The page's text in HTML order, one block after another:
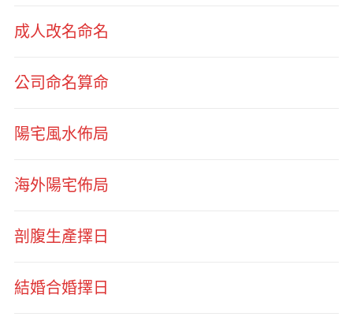
成人改名命名
公司命名算命
陽宅風水佈局
海外陽宅佈局
剖腹生產擇日
結婚合婚擇日